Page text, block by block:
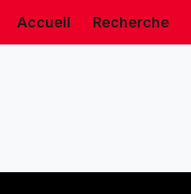
Accueil Recherche